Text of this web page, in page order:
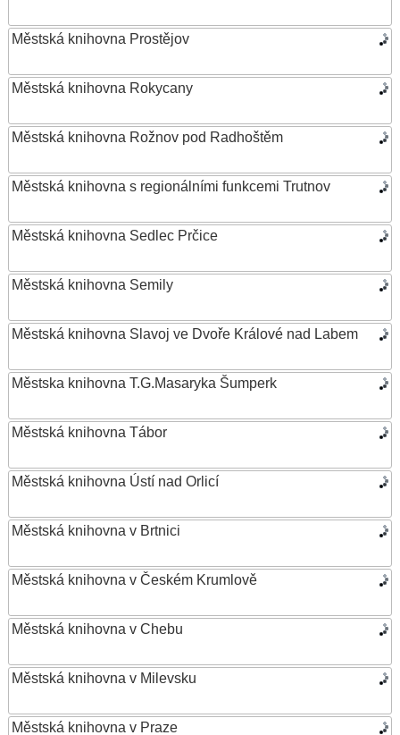
Městská knihovna Prostějov
Městská knihovna Rokycany
Městská knihovna Rožnov pod Radhoštěm
Městská knihovna s regionálními funkcemi Trutnov
Městská knihovna Sedlec Prčice
Městská knihovna Semily
Městská knihovna Slavoj ve Dvoře Králové nad Labem
Městska knihovna T.G.Masaryka Šumperk
Městská knihovna Tábor
Městská knihovna Ústí nad Orlicí
Městská knihovna v Brtnici
Městská knihovna v Českém Krumlově
Městská knihovna v Chebu
Městská knihovna v Milevsku
Městská knihovna v Praze